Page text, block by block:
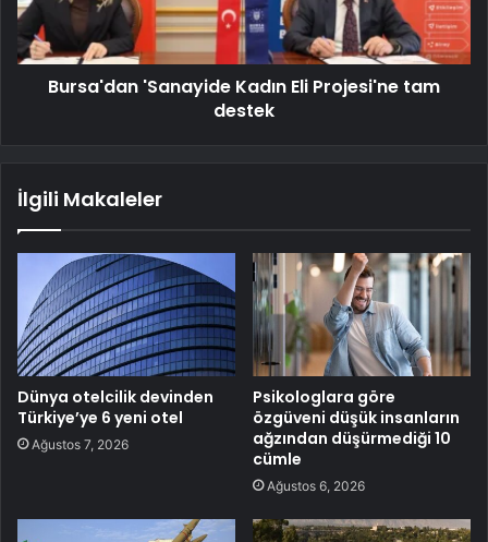
Bursa'dan 'Sanayide Kadın Eli Projesi'ne tam
destek
İlgili Makaleler
Dünya otelcilik devinden
Türkiye’ye 6 yeni otel
Ağustos 7, 2026
Psikologlara göre
özgüveni düşük insanların
ağzından düşürmediği 10
cümle
Ağustos 6, 2026